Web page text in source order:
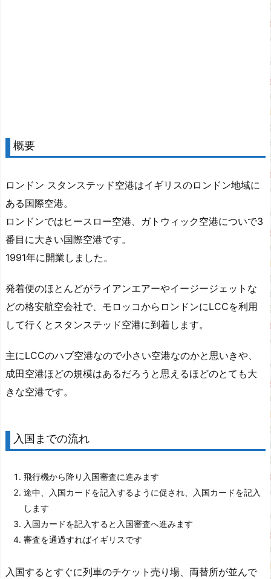
概要
ロンドン スタンステッド空港はイギリスのロンドン地域に
ある国際空港。
ロンドンではヒースロー空港、ガトウィック空港についで3
番目に大きい国際空港です。
1991年に開業しました。
発着便のほとんどがライアンエアーやイージージェットな
どの格安航空会社で、モロッコからロンドンにLCCを利用
して行くとスタンステッド空港に到着します。
主にLCCのハブ空港なので小さい空港なのかと思いきや、
成田空港ほどの規模はあるだろうと思えるほどのとても大
きな空港です。
入国までの流れ
飛行機から降り入国審査に進みます
途中、入国カードを記入するように促され、入国カードを記入
します
入国カードを記入すると入国審査へ進みます
審査を通過すればイギリスです
入国するとすぐに列車のチケット売り場、両替所が並んで